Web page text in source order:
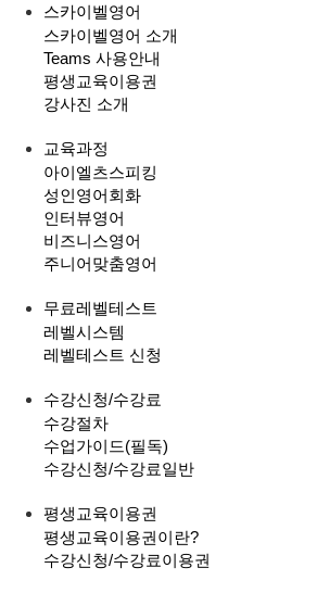
스카이벨영어
스카이벨영어 소개
Teams 사용안내
평생교육이용권
강사진 소개
교육과정
아이엘츠스피킹
성인영어회화
인터뷰영어
비즈니스영어
주니어맞춤영어
무료레벨테스트
레벨시스템
레벨테스트 신청
수강신청/수강료
수강절차
수업가이드(필독)
수강신청/수강료일반
평생교육이용권
평생교육이용권이란?
수강신청/수강료이용권